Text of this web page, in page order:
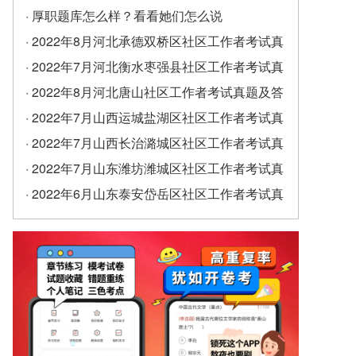
· 厚职题库怎么样？看看她们怎么说
· 2022年8月河北承德双桥区社区工作者考试真
题及答案（精选）
· 2022年7月河北衡水枣强县社区工作者考试真
题及答案
· 2022年8月河北唐山社区工作者考试真题及答
案
· 2022年7月山西运城盐湖区社区工作者考试真
题及答案
· 2022年7月山西长治潞城区社区工作者考试真
题及答案
· 2022年7月山东潍坊潍城区社区工作者考试真
题及答案
· 2022年6月山东泰安岱岳区社区工作者考试真
题及答案（精选）